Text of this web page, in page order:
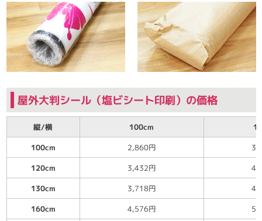
屋外大判シール（塩ビシート印刷）の価格
縦/横 100cm
100cm
2,860円
120cm
3,432円
130cm
3,718円
160cm
4,576円